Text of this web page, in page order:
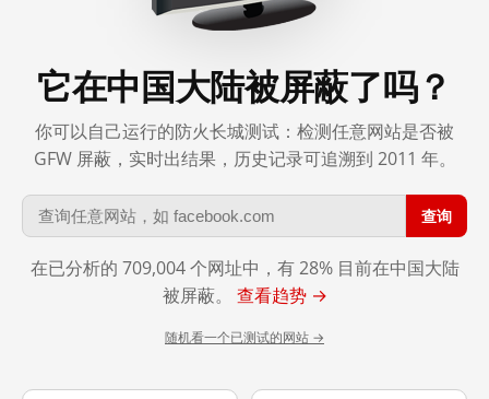
它在中国大陆被屏蔽了吗？
你可以自己运行的防火长城测试：检测任意网站是否被
GFW 屏蔽，实时出结果，历史记录可追溯到 2011 年。
查询
在已分析的 709,004 个网址中，有 28% 目前在中国大陆
被屏蔽。 查看趋势 →
随机看一个已测试的网站 →